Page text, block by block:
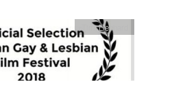
Tim Lienhard